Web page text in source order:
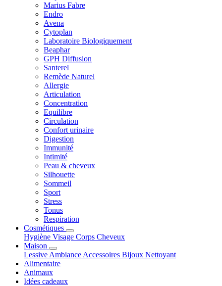
Marius Fabre
Endro
Avena
Cytoplan
Laboratoire Biologiquement
Beaphar
GPH Diffusion
Santerel
Remède Naturel
Allergie
Articulation
Concentration
Equilibre
Circulation
Confort urinaire
Digestion
Immunité
Intimité
Peau & cheveux
Silhouette
Sommeil
Sport
Stress
Tonus
Respiration
Cosmétiques
Hygiène Visage Corps Cheveux
Maison
Lessive Ambiance Accessoires Bijoux Nettoyant
Alimentaire
Animaux
Idées cadeaux